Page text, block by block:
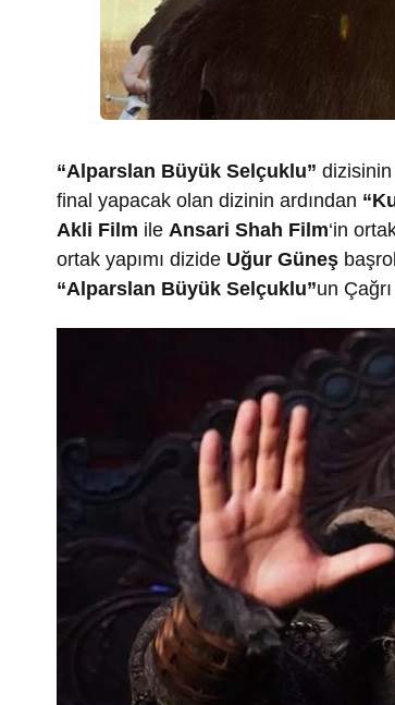
“Alparslan Büyük Selçuklu” dizisinin
final yapacak olan dizinin ardından
Akli Film ile Ansari Shah Film‘in
ortak yapımı dizide Uğur Güneş
“Alparslan Büyük Selçuklu”un